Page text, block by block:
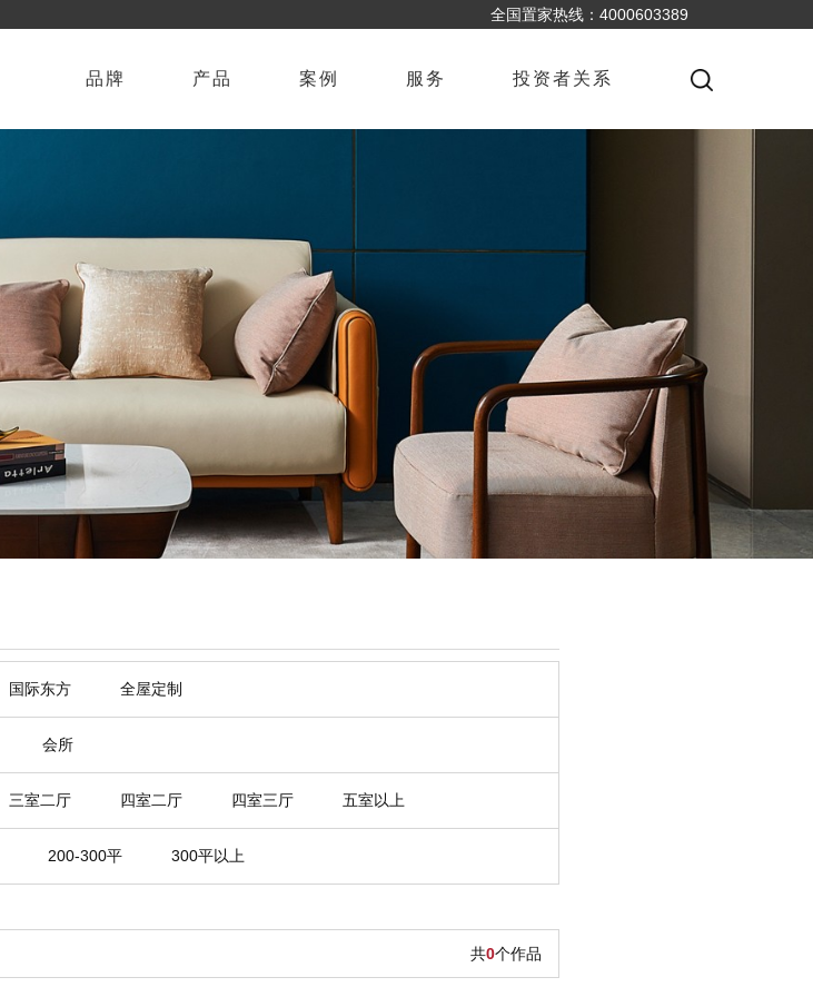
全国置家热线：4000603389
品牌 产品 案例 服务 投资者关系
国际东方 全屋定制
会所
三室二厅 四室二厅 四室三厅 五室以上
200-300平 300平以上
共0个作品